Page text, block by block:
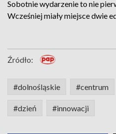
Sobotnie wydarzenie to nie
Wcześniej miały miejsce dwie
Źródło:
#dolnośląskie #centrum
#dzień #innowacji